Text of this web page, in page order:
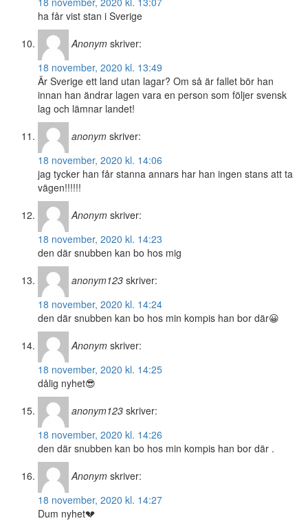
ha får vist stan i Sverige
Anonym skriver:
18 november, 2020 kl. 13:49
Är Sverige ett land utan lagar? Om så är fallet bör han
innan han ändrar lagen vara en person som följer svensk
lag och lämnar landet!
anonym skriver:
18 november, 2020 kl. 14:06
jag tycker han får stanna annars har han ingen stans att ta
vägen!!!!!!
Anonym skriver:
18 november, 2020 kl. 14:23
den där snubben kan bo hos mig
anonym123 skriver:
18 november, 2020 kl. 14:24
den där snubben kan bo hos min kompis han bor där😀
Anonym skriver:
18 november, 2020 kl. 14:25
dålig nyhet😎
anonym123 skriver:
18 november, 2020 kl. 14:26
den där snubben kan bo hos min kompis han bor där .
Anonym skriver:
18 november, 2020 kl. 14:27
Dum nyhet💔